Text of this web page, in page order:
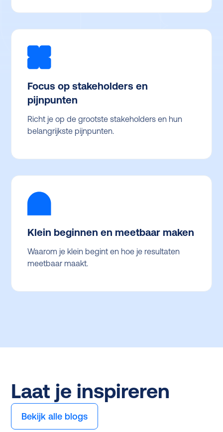
Focus op stakeholders en
pijnpunten
Richt je op de grootste stakeholders en hun
belangrijkste pijnpunten.
Klein beginnen en meetbaar maken
Waarom je klein begint en hoe je resultaten
meetbaar maakt.
Laat je inspireren
Bekijk alle blogs